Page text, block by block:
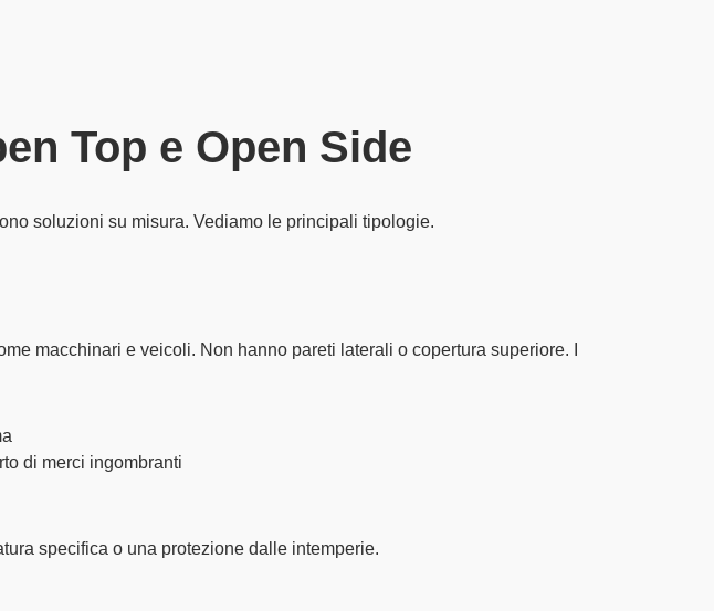
Top e Open Side
soluzioni su misura. Vediamo le principali tipologie.
macchinari e veicoli. Non hanno pareti laterali o copertura superiore. I
di merci ingombranti
specifica o una protezione dalle intemperie.